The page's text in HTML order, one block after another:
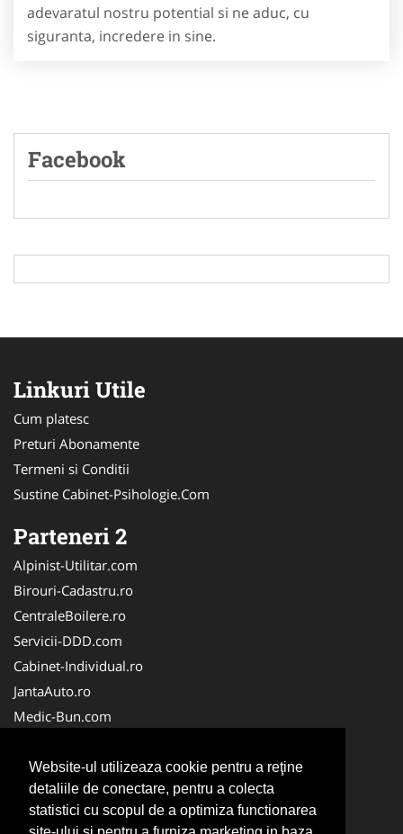
Website-ul utilizeaza cookie pentru a reţine
detaliile de conectare, pentru a colecta
statistici cu scopul de a optimiza functionarea
adevaratul nostru potential si ne aduc, cu
siguranta, incredere in sine.
Facebook
Linkuri Utile
Cum platesc
Preturi Abonamente
Termeni si Conditii
Sustine Cabinet-Psihologie.Com
Parteneri 2
Alpinist-Utilitar.com
Birouri-Cadastru.ro
CentraleBoilere.ro
Servicii-DDD.com
Cabinet-Individual.ro
JantaAuto.ro
Medic-Bun.com
Apicultorul.com
CentruInchirieri.ro
Oftalmologul.ro